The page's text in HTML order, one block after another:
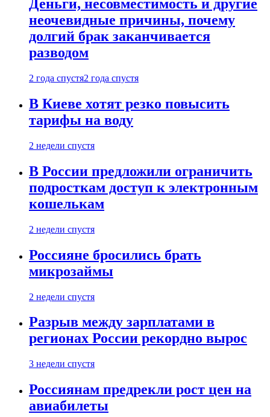
Деньги, несовместимость и другие
неочевидные причины, почему
долгий брак заканчивается
разводом
2 года спустя2 года спустя
В Киеве хотят резко повысить
тарифы на воду
2 недели спустя
В России предложили ограничить
подросткам доступ к электронным
кошелькам
2 недели спустя
Россияне бросились брать
микрозаймы
2 недели спустя
Разрыв между зарплатами в
регионах России рекордно вырос
3 недели спустя
Россиянам предрекли рост цен на
авиабилеты